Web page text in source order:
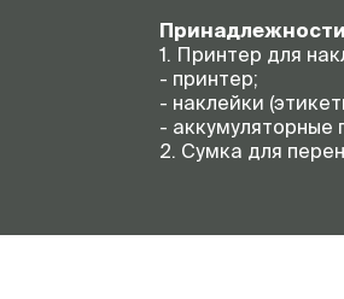
1. Принтер для
- принтер;
- наклейки
-
2. Сумка для